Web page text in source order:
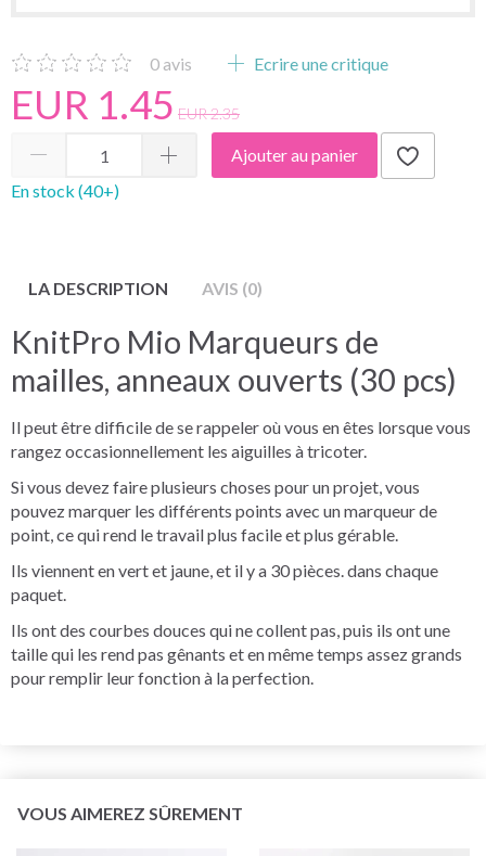
0 avis Ecrire une critique
EUR 1.45 EUR 2.35
Ajouter au panier
En stock (40+)
LA DESCRIPTION AVIS (0)
KnitPro Mio Marqueurs de
mailles, anneaux ouverts (30 pcs)
Il peut être difficile de se rappeler où vous en êtes lorsque vous
rangez occasionnellement les aiguilles à tricoter.
Si vous devez faire plusieurs choses pour un projet, vous
pouvez marquer les différents points avec un marqueur de
point, ce qui rend le travail plus facile et plus gérable.
Ils viennent en vert et jaune, et il y a 30 pièces. dans chaque
paquet.
Ils ont des courbes douces qui ne collent pas, puis ils ont une
taille qui les rend pas gênants et en même temps assez grands
pour remplir leur fonction à la perfection.
VOUS AIMEREZ SÛREMENT